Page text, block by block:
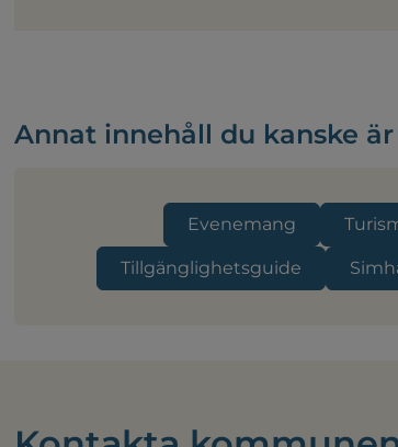
Annat innehåll du kanske
Evenemang
Tillgänglighetsguide